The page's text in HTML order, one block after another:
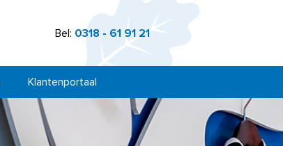
Bel: 0318 - 61 91 21
Klantenportaal